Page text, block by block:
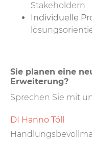
Stakeholdern
Individuelle
Sie planen eine
Erweiterung?
Sprechen Sie mit
DI Hanno Töll